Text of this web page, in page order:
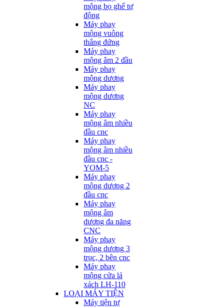
mộng bọ ghế tự
động
Máy phay
mộng vuông
thẳng đứng
Máy phay
mộng âm 2 đầu
Máy phay
mộng dương
Máy phay
mộng dương
NC
Máy phay
mộng âm nhiều
đầu cnc
Máy phay
mộng âm nhiều
đầu cnc -
YOM-5
Máy phay
mộng dương 2
đầu cnc
Máy phay
mộng âm
dương đa năng
CNC
Máy phay
mộng dương 3
trục, 2 bên cnc
Máy phay
mộng cửa lá
xách LH-110
LOẠI MÁY TIỆN
Máy tiện tự